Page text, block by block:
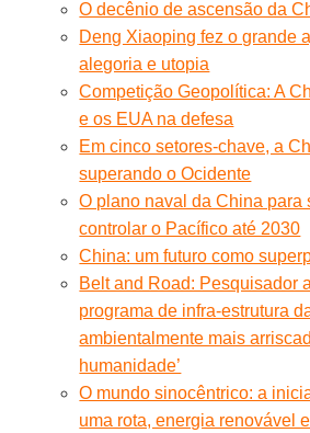
O decênio de ascensão da
Deng Xiaoping fez o grande
alegoria e utopia
Competição Geopolítica: A
e os EUA na defesa
Em cinco setores-chave, a
superando o Ocidente
O plano naval da China para
controlar o Pacífico até 2030
China: um futuro como
Belt and Road: Pesquisador
programa de infra-estrutura
ambientalmente mais
humanidade’
O mundo sinocêntrico: a
uma rota, energia renovável